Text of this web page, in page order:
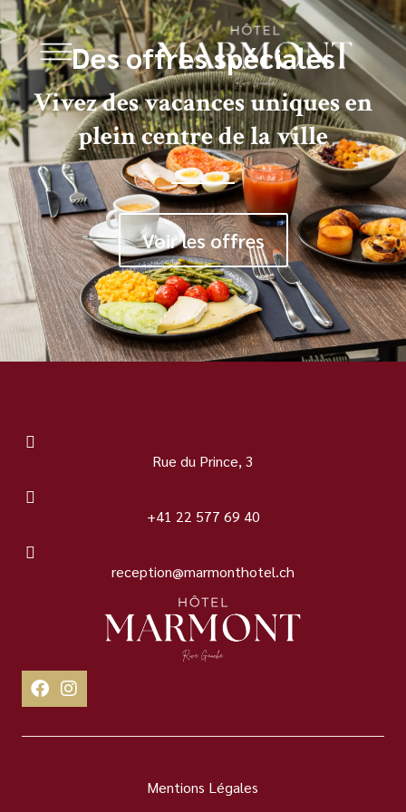
Des offres spéciales
Vivez des vacances uniques en
plein centre de la ville
Voir les offres
Rue du Prince, 3
+41 22 577 69 40
reception@marmonthotel.ch
Mentions Légales